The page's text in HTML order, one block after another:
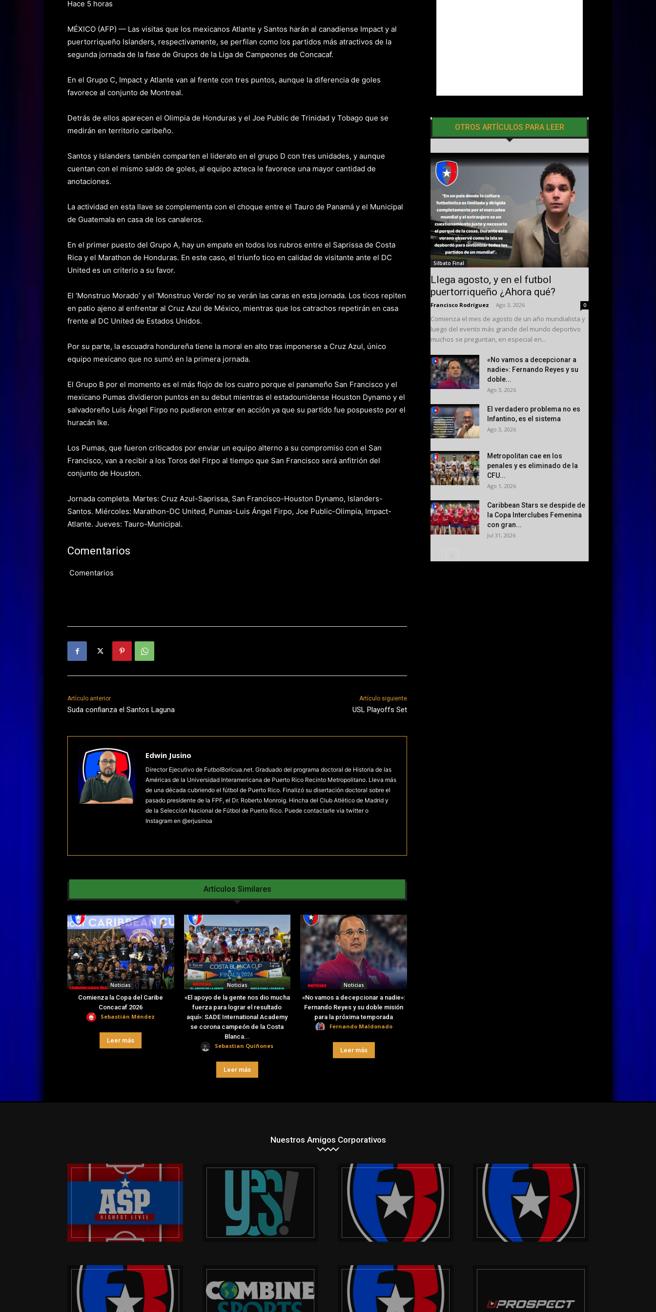
Hace 5 horas
MÉXICO (AFP) — Las visitas que los mexicanos Atlante y Santos harán al canadiense Impact y al
puertorriqueño Islanders, respectivamente, se perfilan como los partidos más atractivos de la
segunda jornada de la fase de Grupos de la Liga de Campeones de Concacaf.
En el Grupo C, Impact y Atlante van al frente con tres puntos, aunque la diferencia de goles
favorece al conjunto de Montreal.
Detrás de ellos aparecen el Olimpia de Honduras y el Joe Public de Trinidad y Tobago que se
medirán en territorio caribeño.
Santos y Islanders también comparten el liderato en el grupo D con tres unidades, y aunque
cuentan con el mismo saldo de goles, al equipo azteca le favorece una mayor cantidad de
anotaciones.
La actividad en esta llave se complementa con el choque entre el Tauro de Panamá y el Municipal
de Guatemala en casa de los canaleros.
En el primer puesto del Grupo A, hay un empate en todos los rubros entre el Saprissa de Costa
Rica y el Marathon de Honduras. En este caso, el triunfo tico en calidad de visitante ante el DC
United es un criterio a su favor.
El ‘Monstruo Morado’ y el ‘Monstruo Verde’ no se verán las caras en esta jornada. Los ticos repiten
en patio ajeno al enfrentar al Cruz Azul de México, mientras que los catrachos repetirán en casa
frente al DC United de Estados Unidos.
Por su parte, la escuadra hondureña tiene la moral en alto tras imponerse a Cruz Azul, único
equipo mexicano que no sumó en la primera jornada.
El Grupo B por el momento es el más flojo de los cuatro porque el panameño San Francisco y el
mexicano Pumas dividieron puntos en su debut mientras el estadounidense Houston Dynamo y el
salvadoreño Luis Ángel Firpo no pudieron entrar en acción ya que su partido fue pospuesto por el
huracán Ike.
Los Pumas, que fueron criticados por enviar un equipo alterno a su compromiso con el San
Francisco, van a recibir a los Toros del Firpo al tiempo que San Francisco será anfitrión del
conjunto de Houston.
Jornada completa. Martes: Cruz Azul-Saprissa, San Francisco-Houston Dynamo, Islanders-
Santos. Miércoles: Marathon-DC United, Pumas-Luis Ángel Firpo, Joe Public-Olimpia, Impact-
Atlante. Jueves: Tauro-Municipal.
Comentarios
Comentarios
Artículo anterior
Suda confianza el Santos Laguna
Artículo siguiente
USL Playoffs Set
Edwin Jusino
Director Ejecutivo de FutbolBoricua.net. Graduado del programa doctoral de Historia de las
Américas de la Universidad Interamericana de Puerto Rico Recinto Metropolitano. Lleva más
de una década cubriendo el fútbol de Puerto Rico. Finalizó su disertación doctoral sobre el
pasado presidente de la FPF, el Dr. Roberto Monroig. Hincha del Club Atlético de Madrid y
de la Selección Nacional de Fútbol de Puerto Rico. Puede contactarle via twitter o
Instagram en @erjusinoa
Artículos Similares
Noticias
Comienza la Copa del Caribe
Concacaf 2026
Sebastián Méndez
Leer más
Noticias
«El apoyo de la gente nos dio mucha
fuerza para lograr el resultado
aquí»: SADE International Academy
se corona campeón de la Costa
Blanca...
Sebastian Quiñones
Leer más
Noticias
«No vamos a decepcionar a nadie»:
Fernando Reyes y su doble misión
para la próxima temporada
Fernando Maldonado
Leer más
OTROS ARTÍCULOS PARA LEER
Silbato Final
Llega agosto, y en el futbol
puertorriqueño ¿Ahora qué?
Francisco Rodríguez Ago 3, 2026 0
Comienza el mes de agosto de un año mundialista y
luego del evento más grande del mundo deportivo
muchos se preguntan, en especial en...
«No vamos a decepcionar a
nadie»: Fernando Reyes y su
doble...
Ago 3, 2026
El verdadero problema no es
Infantino, es el sistema
Ago 3, 2026
Metropolitan cae en los
penales y es eliminado de la
CFU...
Ago 1, 2026
Caribbean Stars se despide de
la Copa Interclubes Femenina
con gran...
Jul 31, 2026
Nuestros Amigos Corporativos